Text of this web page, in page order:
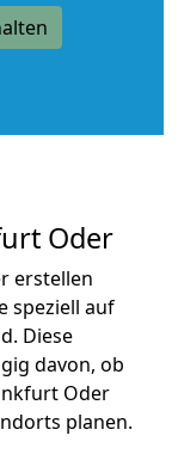
Oder
erstellen
speziell auf
Diese
davon, ob
Oder
planen.